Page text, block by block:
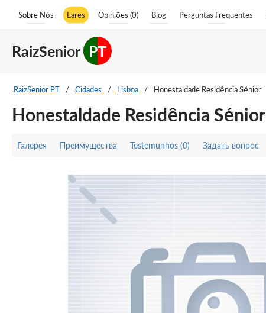
Sobre Nós Lares Opiniões (0) Blog Perguntas Frequentes
RaizSenior PT
RaizSenior PT / Cidades / Lisboa / Honestaldade Residência Sénior
Honestaldade Residência Sénior
Галерея Преимущества Testemunhos (0) Задать вопрос